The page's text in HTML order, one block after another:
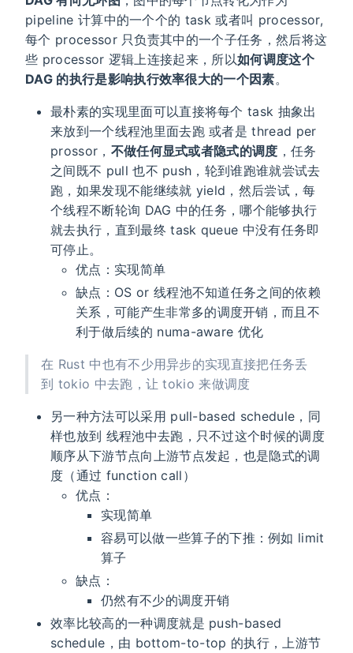
pipeline 计算中的一个个的 task 或者叫 processor,
每个 processor 只负责其中的一个子任务，然后将这
些 processor 逻辑上连接起来，所以如何调度这个
DAG 的执行是影响执行效率很大的一个因素。
最朴素的实现里面可以直接将每个 task 抽象出
来放到一个线程池里面去跑 或者是 thread per
prossor， 不做任何显式或者隐式的调度 ，任务
之间既不 pull 也不 push，轮到谁跑谁就尝试去
跑，如果发现不能继续就 yield，然后尝试，每
个线程不断轮询 DAG 中的任务，哪个能够执行
就去执行，直到最终 task queue 中没有任务即
可停止。
优点：实现简单
缺点：OS or 线程池不知道任务之间的依赖
关系，可能产生非常多的调度开销，而且不
利于做后续的 numa-aware 优化
在 Rust 中也有不少用异步的实现直接把任务丢
到 tokio 中去跑，让 tokio 来做调度
另一种方法可以采用 pull-based schedule，同
样也放到 线程池中去跑，只不过这个时候的调度
顺序从下游节点向上游节点发起，也是隐式的调
度（通过 function call）
优点：
实现简单
容易可以做一些算子的下推：例如 limit
算子
缺点：
仍然有不少的调度开销
效率比较高的一种调度就是 push-based
schedule，由 bottom-to-top 的执行，上游节